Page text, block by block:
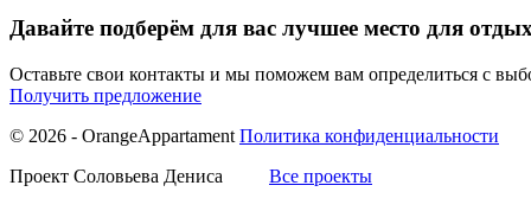
Давайте подберём для вас лучшее место для
Оставьте свои контакты и мы поможем вам определиться с
Получить предложение
© 2026 - OrangeAppartament Политика конфиденциальности
Проект Соловьева Дениса
Все проекты